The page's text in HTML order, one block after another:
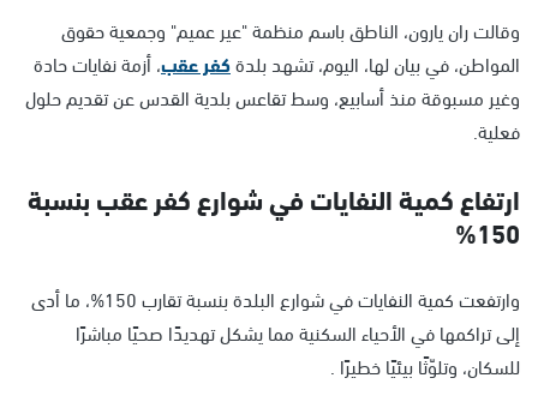
وقالت ران يارون، الناطق باسم منظمة "عير عميم" وجمعية حقوق
المواطن، في بيان لها، اليوم، تشهد بلدةكفر عقب، أزمة نفايات حادة
وغير مسبوقة منذ أسابيع، وسط تقاعس بلدية القدس عن تقديم حلول
فعلية.
ارتفاع كمية النفايات في شوارع كفر عقب بنسبة
150%
وارتفعت كمية النفايات في شوارع البلدة بنسبة تقارب 150%، ما أدى
إلى تراكمها في الأحياء السكنية مما يشكل تهديدًا صحيًا مباشرًا
للسكان، وتلوّثًا بيئيًا خطيرًا .